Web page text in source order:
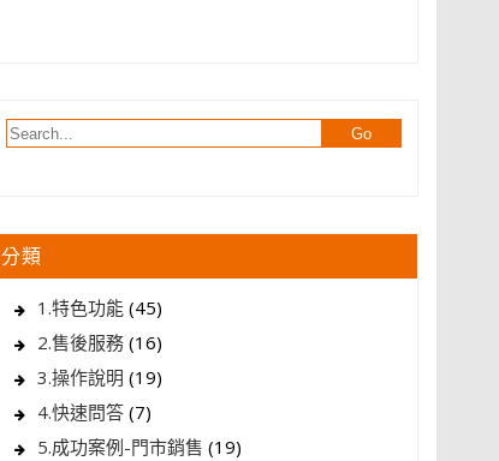
分類
1.特色功能 (45)
2.售後服務 (16)
3.操作說明 (19)
4.快速問答 (7)
5.成功案例-門市銷售 (19)